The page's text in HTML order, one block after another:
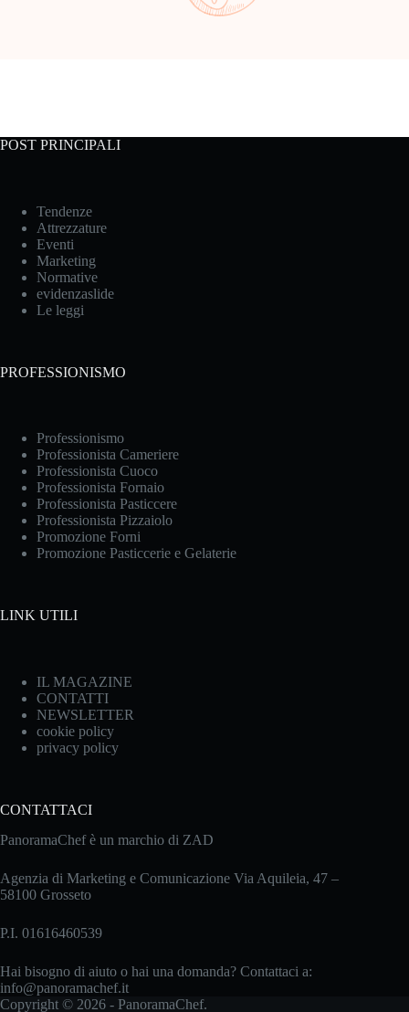
POST PRINCIPALI
Tendenze
Attrezzature
Eventi
Marketing
Normative
evidenzaslide
Le leggi
PROFESSIONISMO
Professionismo
Professionista Cameriere
Professionista Cuoco
Professionista Fornaio
Professionista Pasticcere
Professionista Pizzaiolo
Promozione Forni
Promozione Pasticcerie e Gelaterie
LINK UTILI
IL MAGAZINE
CONTATTI
NEWSLETTER
cookie policy
privacy policy
CONTATTACI
PanoramaChef è un marchio di ZAD
Agenzia di Marketing e Comunicazione Via Aquileia, 47 –
58100 Grosseto
P.I. 01616460539
Hai bisogno di aiuto o hai una domanda? Contattaci a:
info@panoramachef.it
Copyright © 2026 - PanoramaChef.